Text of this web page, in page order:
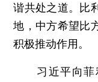
谐共处之道。比
地，中方希望比
积极推动作用。
习近平向菲利